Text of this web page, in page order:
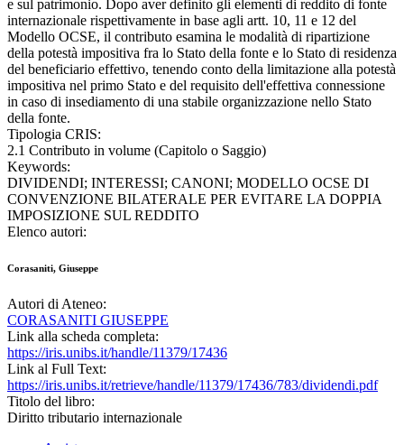
e sul patrimonio. Dopo aver definito gli elementi di reddito di fonte
internazionale rispettivamente in base agli artt. 10, 11 e 12 del
Modello OCSE, il contributo esamina le modalità di ripartizione
della potestà impositiva fra lo Stato della fonte e lo Stato di residenza
del beneficiario effettivo, tenendo conto della limitazione alla potestà
impositiva nel primo Stato e del requisito dell'effettiva connessione
in caso di insediamento di una stabile organizzazione nello Stato
della fonte.
Tipologia CRIS:
2.1 Contributo in volume (Capitolo o Saggio)
Keywords:
DIVIDENDI; INTERESSI; CANONI; MODELLO OCSE DI
CONVENZIONE BILATERALE PER EVITARE LA DOPPIA
IMPOSIZIONE SUL REDDITO
Elenco autori:
Corasaniti, Giuseppe
Autori di Ateneo:
CORASANITI GIUSEPPE
Link alla scheda completa:
https://iris.unibs.it/handle/11379/17436
Link al Full Text:
https://iris.unibs.it/retrieve/handle/11379/17436/783/dividendi.pdf
Titolo del libro:
Diritto tributario internazionale